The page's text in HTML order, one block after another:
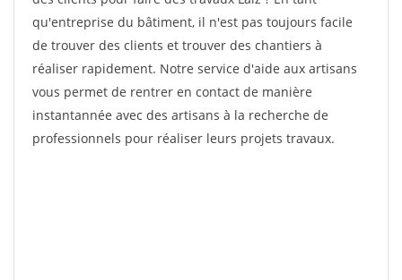
qu'entreprise du bâtiment, il n'est pas toujours facile
de trouver des clients et trouver des chantiers à
réaliser rapidement. Notre service d'aide aux artisans
vous permet de rentrer en contact de manière
instantannée avec des artisans à la recherche de
professionnels pour réaliser leurs projets travaux.